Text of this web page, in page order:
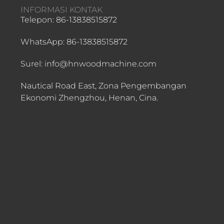
INFORMASI KONTAK
Telepon: 86-13838515872
WhatsApp: 86-13838515872
Surel: info@hnwoodmachine.com
Nautical Road East, Zona Pengembangan
Ekonomi Zhengzhou, Henan, Cina.